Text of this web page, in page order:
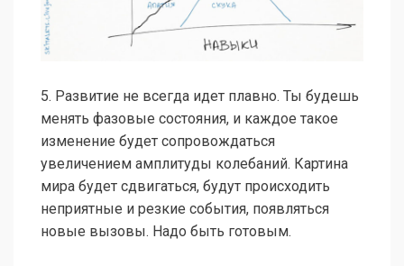
5. Развитие не всегда идет плавно. Ты будешь
менять фазовые состояния, и каждое такое
изменение будет сопровождаться
увеличением амплитуды колебаний. Картина
мира будет сдвигаться, будут происходить
неприятные и резкие события, появляться
новые вызовы. Надо быть готовым.